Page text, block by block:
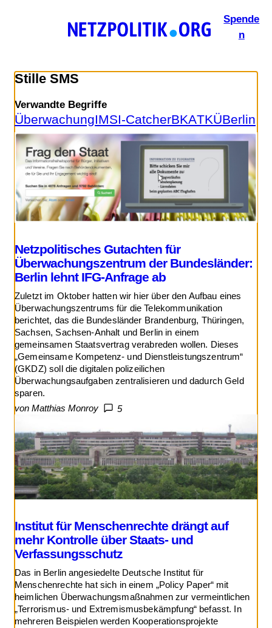
Spende
n
Stille SMS
Verwandte Begriffe
ÜberwachungIMSI-CatcherBKATKÜBerlin
Netzpolitisches Gutachten für
Überwachungszentrum der Bundesländer:
Berlin lehnt IFG-Anfrage ab
Zuletzt im Oktober hatten wir hier über den Aufbau eines
Überwachungszentrums für die Telekommunikation
berichtet, das die Bundesländer Brandenburg, Thüringen,
Sachsen, Sachsen-Anhalt und Berlin in einem
gemeinsamen Staatsvertrag verabreden wollen. Dieses
„Gemeinsame Kompetenz- und Dienstleistungszentrum“
(GKDZ) soll die digitalen polizeilichen
Überwachungsaufgaben zentralisieren und dadurch Geld
sparen.
von Matthias Monroy
5
Institut für Menschenrechte drängt auf
mehr Kontrolle über Staats- und
Verfassungsschutz
Das in Berlin angesiedelte Deutsche Institut für
Menschenrechte hat sich in einem „Policy Paper“ mit
heimlichen Überwachungsmaßnahmen zur vermeintlichen
„Terrorismus- und Extremismusbekämpfung“ befasst. In
mehreren Beispielen werden Kooperationsprojekte